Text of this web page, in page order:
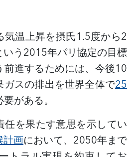
温上昇を摂氏1.5度から2
う2015年パリ協定の目標
進するためには、今後10
スの排出を世界全体で25
がある。
を果たす意思を示してい
計画において、 2050年まで